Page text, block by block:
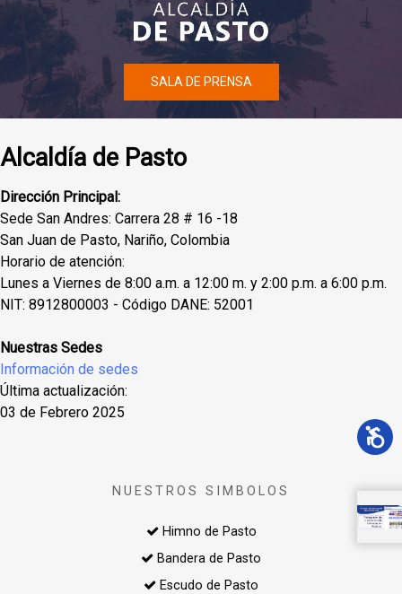
SALA DE PRENSA
Alcaldía de Pasto
Dirección Principal:
Sede San Andres: Carrera 28 # 16 -18
San Juan de Pasto, Nariño, Colombia
Horario de atención:
Lunes a Viernes de 8:00 a.m. a 12:00 m. y 2:00 p.m. a 6:00 p.m.
NIT: 8912800003 - Código DANE: 52001
Nuestras Sedes
Información de sedes
Última actualización:
03 de Febrero 2025
NUESTROS SIMBOLOS
Himno de Pasto
Bandera de Pasto
Escudo de Pasto